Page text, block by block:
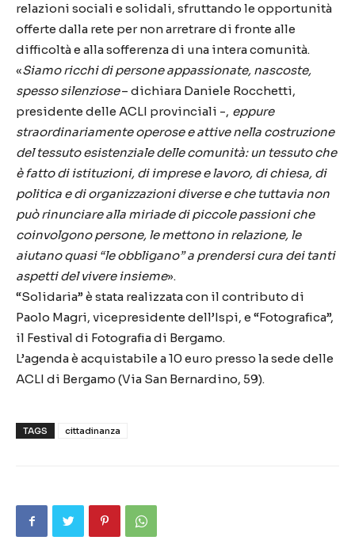
relazioni sociali e solidali, sfruttando le opportunità
offerte dalla rete per non arretrare di fronte alle
difficoltà e alla sofferenza di una intera comunità.
«Siamo ricchi di persone appassionate, nascoste,
spesso silenziose– dichiara Daniele Rocchetti,
presidente delle ACLI provinciali -, eppure
straordinariamente operose e attive nella costruzione
del tessuto esistenziale delle comunità: un tessuto che
è fatto di istituzioni, di imprese e lavoro, di chiesa, di
politica e di organizzazioni diverse e che tuttavia non
può rinunciare alla miriade di piccole passioni che
coinvolgono persone, le mettono in relazione, le
aiutano quasi “le obbligano” a prendersi cura dei tanti
aspetti delvivere insieme».
“Solidaria” è stata realizzata con il contributo di
Paolo Magri, vicepresidente dell’Ispi, e “Fotografica”,
il Festival di Fotografia di Bergamo.
L’agendaè acquistabile a 10 euro presso la sede delle
ACLI di Bergamo (Via San Bernardino, 59).
TAGS cittadinanza